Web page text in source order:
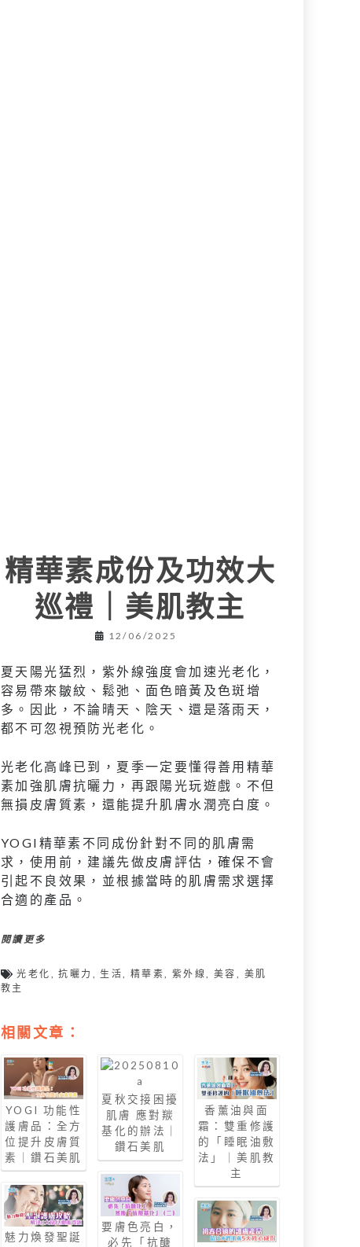
精華素成份及功效大
巡禮｜美肌教主
12/06/2025
夏天陽光猛烈，紫外線強度會加速光老化，
容易帶來皺紋、鬆弛、面色暗黃及色斑增
多。因此，不論晴天、陰天、還是落雨天，
都不可忽視預防光老化。
光老化高峰已到，夏季一定要懂得善用精華
素加強肌膚抗曬力，再跟陽光玩遊戲。不但
無損皮膚質素，還能提升肌膚水潤亮白度。
YOGI精華素不同成份針對不同的肌膚需
求，使用前，建議先做皮膚評估，確保不會
引起不良效果，並根據當時的肌膚需求選擇
合適的產品。
閱讀更多
光老化 ,抗曬力 , 生活, 精華素, 紫外線, 美容 , 美肌
教主
相關文章：
YOGI 功能性
護膚品：全方
位提升皮膚質
素｜鑽石美肌
魅力煥發聖誕
夏秋交接困擾
肌膚 應對羰
基化的辦法｜
鑽石美肌
要膚色亮白，
必先「抗醣
香薰油與面
霜：雙重修護
的「睡眠油敷
法」｜美肌教
主